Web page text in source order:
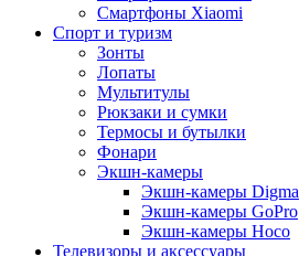
Смартфоны Xiaomi
Спорт и туризм
Зонты
Лопаты
Мультитулы
Рюкзаки и сумки
Термосы и бутылки
Фонари
Экшн-камеры
Экшн-камеры Digma
Экшн-камеры GoPro
Экшн-камеры Hoco
Телевизоры и аксессуары